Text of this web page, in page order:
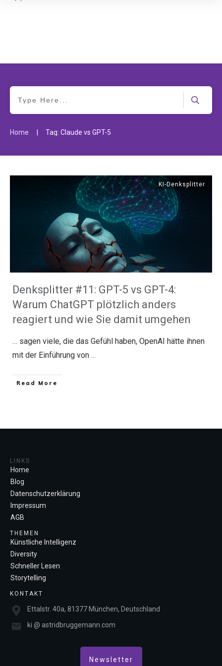
Home | Tag: Claude vs GPT-5
KI-Denksplitter
Denksplitter #11: GPT-5 vs GPT-4:
Warum ChatGPT plötzlich anders
reagiert und wie Sie damit umgehen
… sagen viele, die das Gefühl haben, OpenAI hätte ihnen
mit der Einführung von ...
​Read More
LINKS
Home
Blog
Datenschutzerklärung
Impressum
AGB
THEMEN
Künstliche Intelligenz
Diversity
Schneller Lesen
Storytelling
KONTAKT
Ettalstr. 40a, 81377 München, Deutschland
ki @ astridbruggemann.com
Newsletter